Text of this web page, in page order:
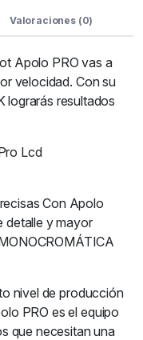
Valoraciones (0)
Apolo PRO vas a
velocidad. Con su
lograrás resultados
Lcd
Con Apolo
detalle y mayor
nivel de producción
PRO es el equipo
que necesitan una